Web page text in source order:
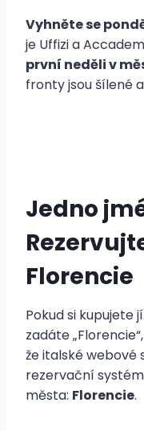
Vyhněte se
je Uffizi a
první neděli v
fronty jsou šílené
Jedno
Florencie
Pokud si kupujete
zadáte
že italské webové
rezervační
města: Florencie.